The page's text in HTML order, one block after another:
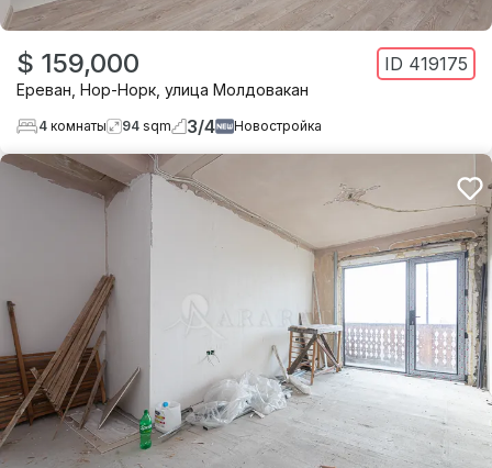
$ 159,000 ID 419175
Ереван Нор-Норк улица Молдовакан
4 комнаты 94 sqm 3/4 Новостройка